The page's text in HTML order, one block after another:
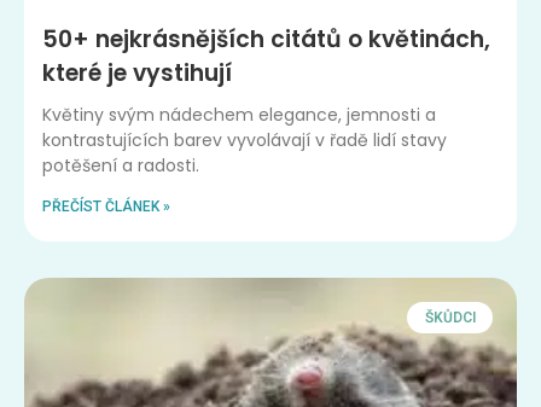
50+ nejkrásnějších citátů o květinách,
které je vystihují
Květiny svým nádechem elegance, jemnosti a
kontrastujících barev vyvolávají v řadě lidí stavy
potěšení a radosti.
PŘEČÍST ČLÁNEK »
ŠKŮDCI